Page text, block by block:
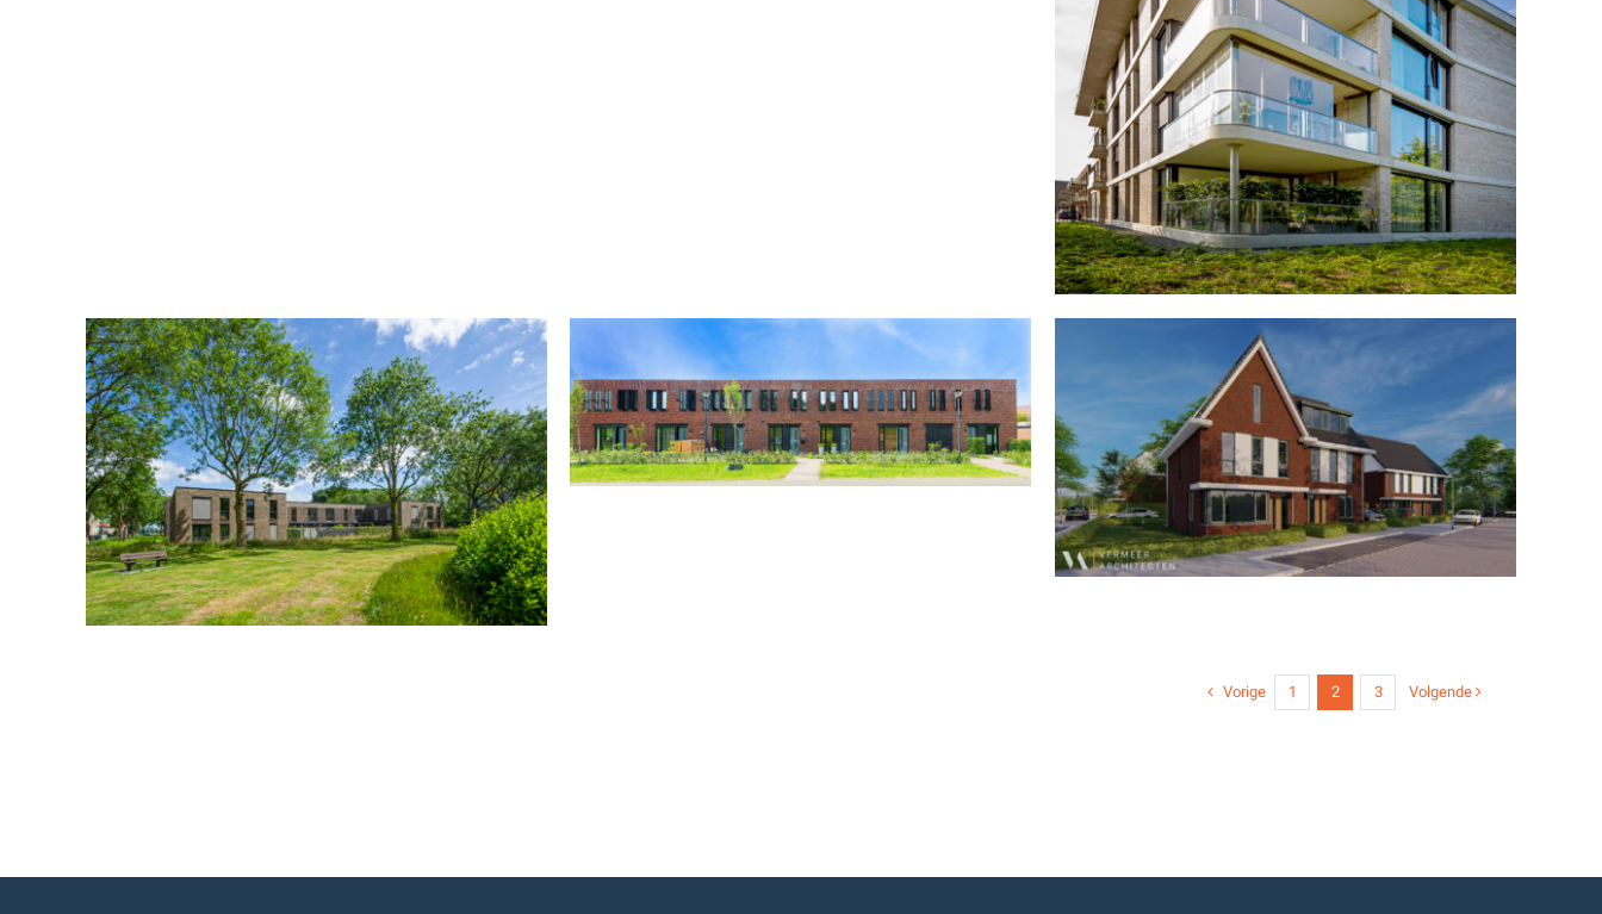
Bavel, CPO Wolfslaar
Gerealiseerd
Raamsdonksveer, CPO
Vorige 1 2 3 Volgende